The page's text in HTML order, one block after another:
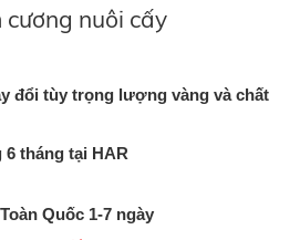
nuôi cấy
đổi tùy trọng lượng vàng và chất
6 tháng tại HAR
Quốc 1-7 ngày